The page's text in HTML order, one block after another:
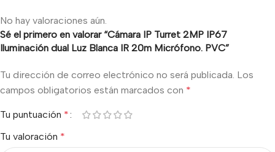
No hay valoraciones aún.
Sé el primero en valorar “Cámara IP Turret 2MP IP67
Iluminación dual Luz Blanca IR 20m Micrófono. PVC”
Tu dirección de correo electrónico no será publicada. Los
campos obligatorios están marcados con *
Tu puntuación *
Tu valoración *